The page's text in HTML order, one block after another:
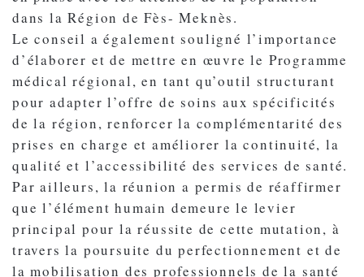
dans la Région de Fès- Meknès.
Le conseil a également souligné l’importance
d’élaborer et de mettre en œuvre le Programme
médical régional, en tant qu’outil structurant
pour adapter l’offre de soins aux spécificités
de la région, renforcer la complémentarité des
prises en charge et améliorer la continuité, la
qualité et l’accessibilité des services de santé.
Par ailleurs, la réunion a permis de réaffirmer
que l’élément humain demeure le levier
principal pour la réussite de cette mutation, à
travers la poursuite du perfectionnement et de
la mobilisation des professionnels de la santé